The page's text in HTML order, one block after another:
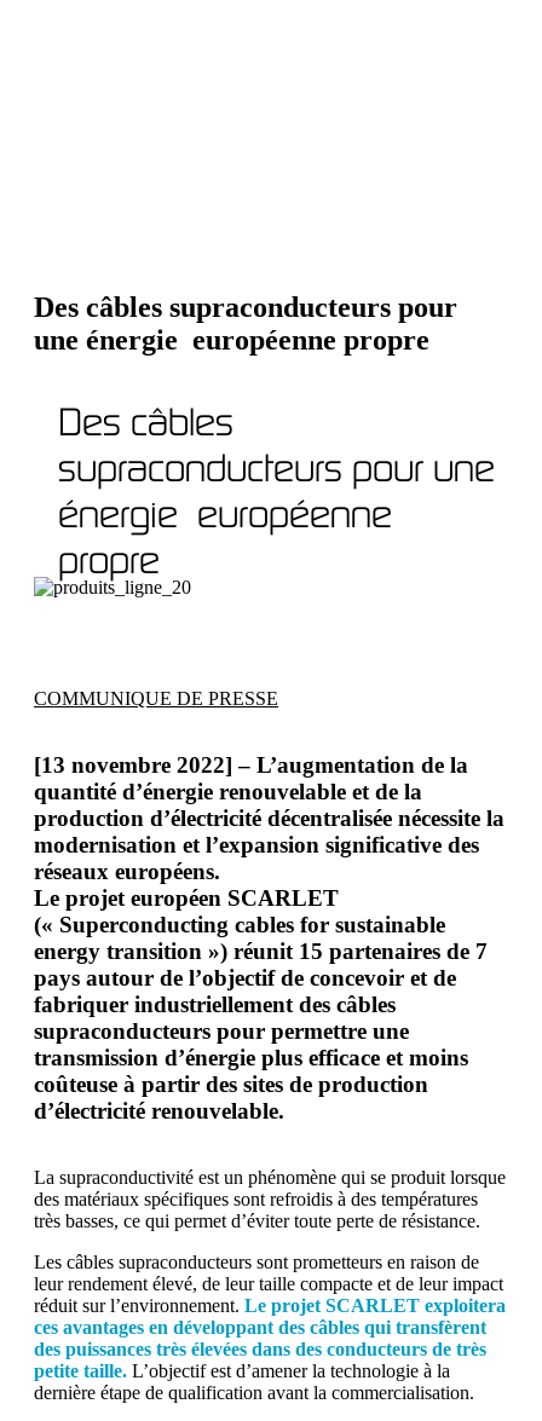
Des câbles supraconducteurs pour
une énergie européenne propre
Des câbles
supraconducteurs pour une
énergie européenne
propre
COMMUNIQUE DE PRESSE
[13 novembre 2022] – L’augmentation de la
quantité d’énergie renouvelable et de la
production d’électricité décentralisée nécessite la
modernisation et l’expansion significative des
réseaux européens.
Le projet européen SCARLET
(« Superconducting cables for sustainable
energy transition ») réunit 15 partenaires de 7
pays autour de l’objectif de concevoir et de
fabriquer industriellement des câbles
supraconducteurs pour permettre une
transmission d’énergie plus efficace et moins
coûteuse à partir des sites de production
d’électricité renouvelable.
La supraconductivité est un phénomène qui se produit lorsque
des matériaux spécifiques sont refroidis à des températures
très basses, ce qui permet d’éviter toute perte de résistance.
Les câbles supraconducteurs sont prometteurs en raison de
leur rendement élevé, de leur taille compacte et de leur impact
réduit sur l’environnement. Le projet SCARLET exploitera
ces avantages en développant des câbles qui transfèrent
des puissances très élevées dans des conducteurs de très
petite taille. L’objectif est d’amener la technologie à la
dernière étape de qualification avant la commercialisation.